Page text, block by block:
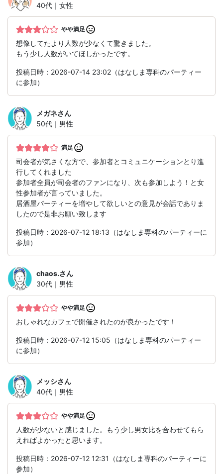
40代｜女性
やや満足
想像してたより人数が少なくて驚きました。
もう少し人数がいてほしかったです。
投稿日時：2026-07-14 23:02（はなしま専科のパーティー
に参加）
メガネさん
50代｜男性
満足
司会者が気さくな方で、参加者とコミュニケーションとり進
行してくれました
参加者全員が司会者のファンになり、次も参加しよう！と女
性参加者が言っていました。
居酒屋パーティーを増やして欲しいとの意見が会話でありま
したので是非お願い致します
投稿日時：2026-07-12 18:13（はなしま専科のパーティーに
参加）
chaos.さん
30代｜男性
やや満足
おしゃれなカフェで開催されたのが良かったです！
投稿日時：2026-07-12 15:05（はなしま専科のパーティー
に参加）
メッシさん
40代｜男性
やや満足
人数が少ないと感じました。もう少し男女比を合わせてもら
えればよかったと思います。
投稿日時：2026-07-12 12:31（はなしま専科のパーティーに
参加）